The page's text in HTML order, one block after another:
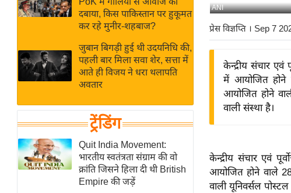
Videos
2026
ई-पेपर
मिसाल बेमिसाल
शख्सियत
यंग इंडिया
साहित्य जगत
ऑटो वर्ल्ड
न्यूज ब्रीफ
मनोरंजन जगत
दबाया, किस पाकिस्तान पर हुकूमत
कर रहे मुनीर-शहबाज?
जुबान बिगड़ी हुई थी उदयनिधि की,
पहली बार मिला सवा शेर, सत्ता में
आते ही विजय ने धरा थलापति
अवतार
ट्रेंडिंग
Quit India Movement:
भारतीय स्वतंत्रता संग्राम की वो
क्रांति जिसने हिला दी थी British
Empire की जड़ें
ANI
प्रेस विज्ञप्ति । Sep 7
केन्द्रीय संचार एवं
में आयोजित होने
आयोजित होने
वाली संस्था है।
केन्द्रीय संचार एवं
आयोजित होने वाले
वाली यूनिवर्सल